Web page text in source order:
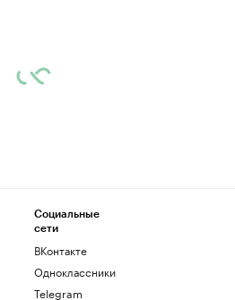
Социальные
сети
ВКонтакте
Одноклассники
Telegram